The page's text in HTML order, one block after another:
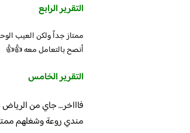
التقرير الرابع
ممتاز جداً ولكن العيب
أنصح بالتعامل معه 👍👍
التقرير الخامس
مندي روعة وشغلهم